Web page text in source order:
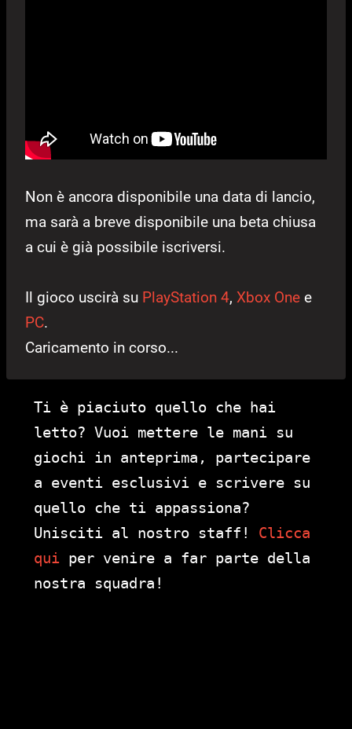
Non è ancora disponibile una data di lancio,
ma sarà a breve disponibile una beta chiusa
a cui è già possibile iscriversi.
Il gioco uscirà su PlayStation 4, Xbox One e
PC.
Caricamento in corso...
Ti è piaciuto quello che hai
letto? Vuoi mettere le mani su
giochi in anteprima, partecipare
a eventi esclusivi e scrivere su
quello che ti appassiona?
Unisciti al nostro staff! Clicca
qui per venire a far parte della
nostra squadra!